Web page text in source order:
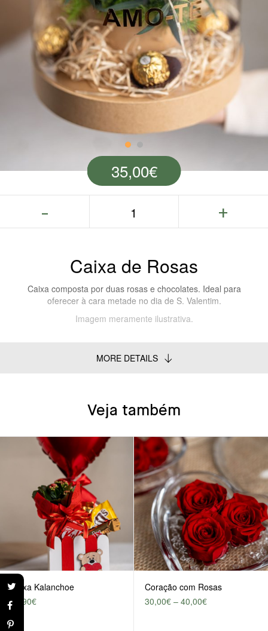
Caixa de Rosas
35,00€
Caixa composta por duas rosas e chocolates. Ideal para
oferecer à cara metade no dia de S. Valentim.
Imagem meramente ilustrativa.
MORE DETAILS
Veja também
Caixa Kalanchoe
26,90€
Coração com Rosas
30,00€ – 40,00€